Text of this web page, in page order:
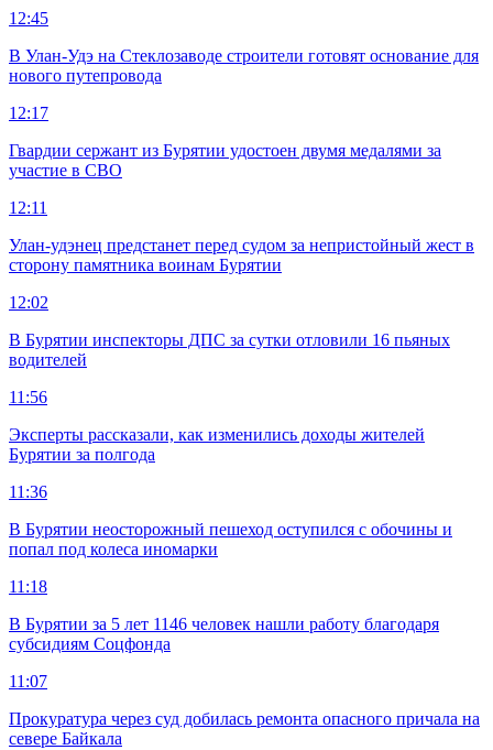
12:45
В Улан-Удэ на Стеклозаводе строители готовят основание для
нового путепровода
12:17
Гвардии сержант из Бурятии удостоен двумя медалями за
участие в СВО
12:11
Улан-удэнец предстанет перед судом за непристойный жест в
сторону памятника воинам Бурятии
12:02
В Бурятии инспекторы ДПС за сутки отловили 16 пьяных
водителей
11:56
Эксперты рассказали, как изменились доходы жителей
Бурятии за полгода
11:36
В Бурятии неосторожный пешеход оступился с обочины и
попал под колеса иномарки
11:18
В Бурятии за 5 лет 1146 человек нашли работу благодаря
субсидиям Соцфонда
11:07
Прокуратура через суд добилась ремонта опасного причала на
севере Байкала